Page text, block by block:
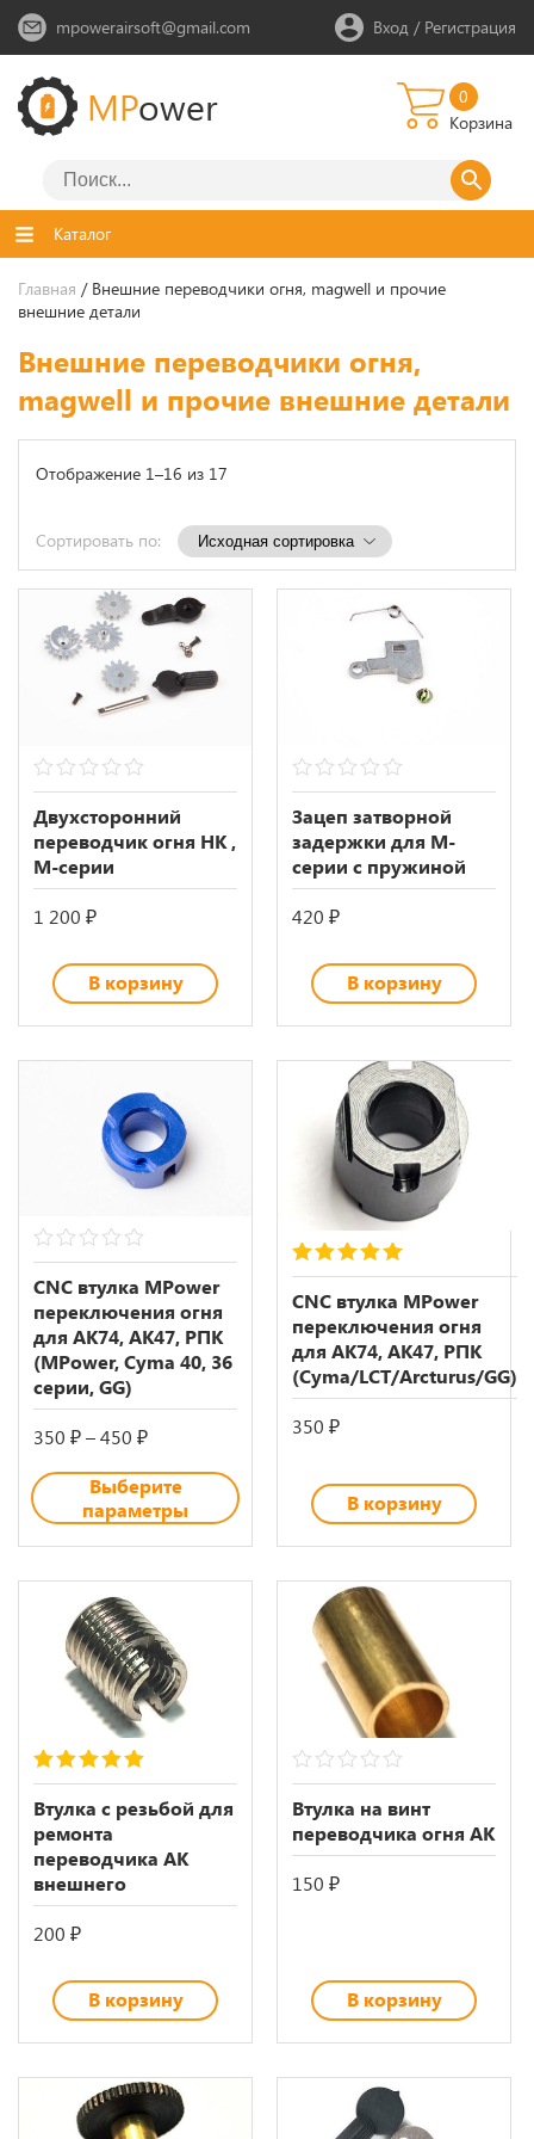
mpowerairsoft@gmail.com Вход / Регистрация
MPower
0
Корзина
Каталог
Главная / Внешние переводчики огня, magwell и прочие
внешние детали
Внешние переводчики огня,
magwell и прочие внешние детали
Отображение 1–16 из 17
Сортировать по:
0
out
of
5
Двухсторонний
переводчик огня HK ,
М-серии
1 200 ₽
В корзину
0
out
of
5
Зацеп затворной
задержки для М-
серии с пружиной
420 ₽
В корзину
0
out
of
5
CNC втулка MPower
переключения огня
для АK74, АK47, РПК
(MPower, Суma 40, 36
серии, GG)
350 ₽–450 ₽Диапазон
350 ₽
–
Выберите
параметры
5.00out of 5
CNC втулка MPower
переключения огня
для АK74, АK47, РПК
(Cyma/LCT/Arcturus/GG)
350 ₽
В корзину
5.00out of 5
Втулка с резьбой для
ремонта
переводчика АК
внешнего
200 ₽
В корзину
0
out
of
5
Втулка на винт
переводчика огня АК
150 ₽
В корзину